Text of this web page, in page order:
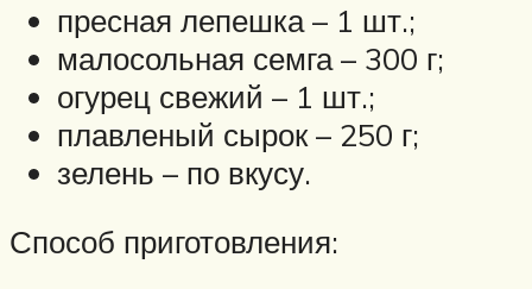
пресная лепешка – 1 шт.;
малосольная семга – 300 г;
огурец свежий – 1 шт.;
плавленый сырок – 250 г;
зелень – по вкусу.
Способ приготовления: